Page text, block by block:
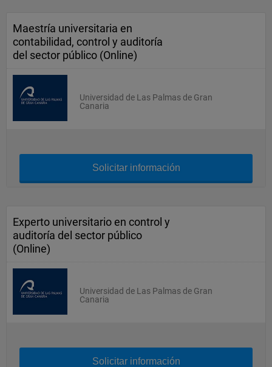
Maestría universitaria en
contabilidad, control y auditoría
del sector público (Online)
Universidad de Las Palmas de Gran
Canaria
Solicitar información
Experto universitario en control y
auditoría del sector público
(Online)
Universidad de Las Palmas de Gran
Canaria
Solicitar información